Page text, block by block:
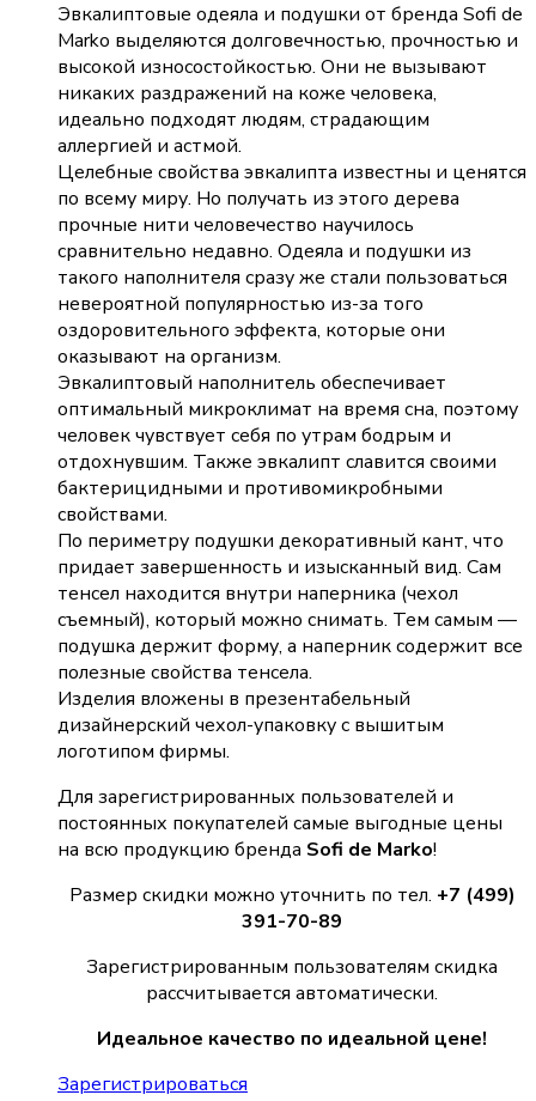
Эвкалиптовые одеяла и подушки от бренда Sofi de
Marko выделяются долговечностью, прочностью и
высокой износостойкостью. Они не вызывают
никаких раздражений на коже человека,
идеально подходят людям, страдающим
аллергией и астмой.
Целебные свойства эвкалипта известны и ценятся
по всему миру. Но получать из этого дерева
прочные нити человечество научилось
сравнительно недавно. Одеяла и подушки из
такого наполнителя сразу же стали пользоваться
невероятной популярностью из-за того
оздоровительного эффекта, которые они
оказывают на организм.
Эвкалиптовый наполнитель обеспечивает
оптимальный микроклимат на время сна, поэтому
человек чувствует себя по утрам бодрым и
отдохнувшим. Также эвкалипт славится своими
бактерицидными и противомикробными
свойствами.
По периметру подушки декоративный кант, что
придает завершенность и изысканный вид. Сам
тенсел находится внутри наперника (чехол
съемный), который можно снимать. Тем самым —
подушка держит форму, а наперник содержит все
полезные свойства тенсела.
Изделия вложены в презентабельный
дизайнерский чехол-упаковку с вышитым
логотипом фирмы.
Для зарегистрированных пользователей и
постоянных покупателей самые выгодные цены
на всю продукцию бренда Sofi de Marko!
Размер скидки можно уточнить по тел. +7 (499)
391-70-89
Зарегистрированным пользователям скидка
рассчитывается автоматически.
Идеальное качество по идеальной цене!
Зарегистрироваться